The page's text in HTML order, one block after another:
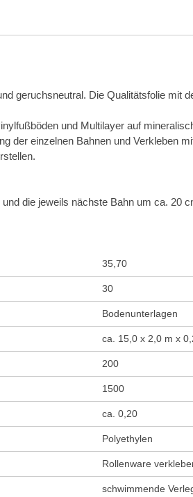
geruchsneutral. Die Qualitätsfolie
und Multilayer auf
der einzelnen Bahnen und Verkleben
die jeweils nächste Bahn um ca.
35,70
30
Bodenunterlagen
ca. 15,0 x 2,0 m x
200
1500
ca. 0,20
Polyethylen
Rollenware
schwimmende